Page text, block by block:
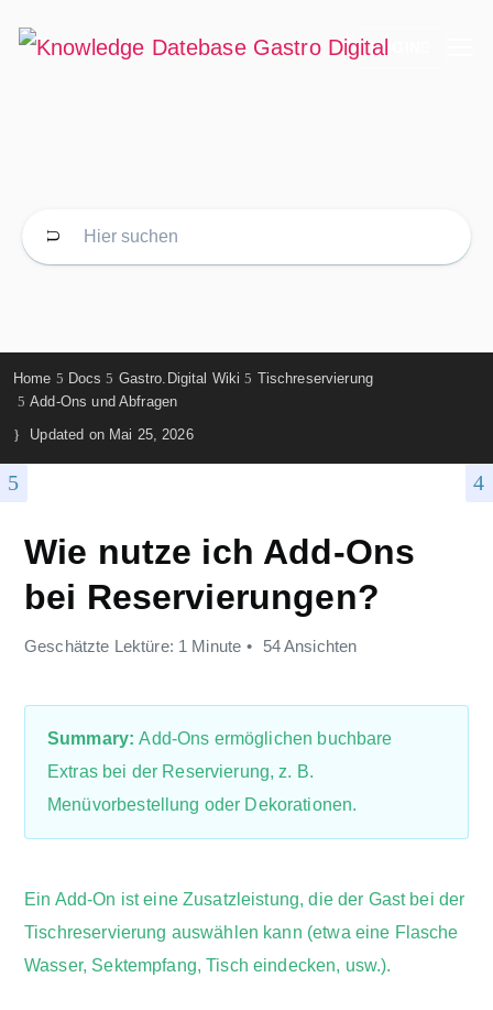
LOGIN
Home Docs Gastro.Digital Wiki
Tischreservierung
Add-Ons und Abfragen
Updated on Mai 25, 2026
Wie nutze ich Add-Ons
bei Reservierungen?
Geschätzte Lektüre: 1 Minute 54 Ansichten
Summary:Add-Ons ermöglichen buchbare
Extras bei der Reservierung, z. B.
Menüvorbestellung oder Dekorationen.
Ein Add-On ist eine Zusatzleistung, die der Gast bei der
Tischreservierung auswählen kann (etwa eine Flasche
Wasser, Sektempfang, Tisch eindecken, usw.).